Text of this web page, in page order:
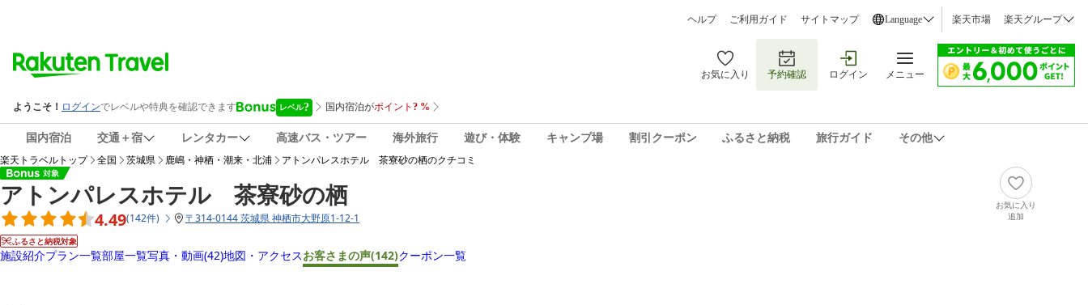
ヘルプ ご利用ガイド サイトマップ Language 楽天市場 楽天グループ
お気に入り 予約確認 ログイン メニュー
国内宿泊 交通＋宿 レンタカー 高速バス・ツアー 海外旅行 遊び・体験 キャンプ場 割引クーポン ふるさと納税 旅行ガイド その他
楽天トラベルトップ 全国 茨城県 鹿嶋・神栖・潮来・北浦 アトンパレスホテル 茶寮砂の栖のクチコミ
アトンパレスホテル 茶寮砂の栖
4.49(142件) 〒314-0144 茨城県 神栖市大野原1-12-1
ふるさと納税対象
お気に入り
追加
施設紹介プラン一覧部屋一覧写真・動画(42)地図・アクセスお客さまの声(142)クーポン一覧